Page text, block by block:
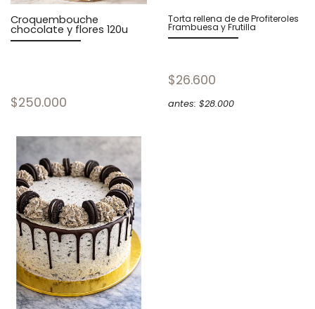
Croquembouche
chocolate y flores 120u
$250.000
Torta rellena de de Profiteroles
Frambuesa y Frutilla
$26.600
antes: $28.000